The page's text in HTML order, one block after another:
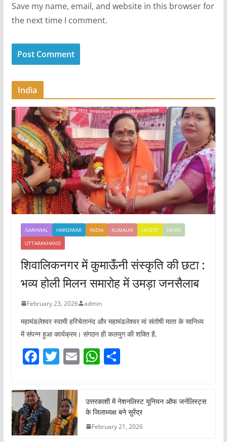
Save my name, email, and website in this browser for
the next time I comment.
India
GARHWAL HARIDWAR INDIA KUMAUN LATEST
NEWS
UTTARAKHAND
शिवालिकनगर में कुमाऊँनी संस्कृति की छटा :
भव्य होली मिलन समारोह में उमड़ा जनसैलाब
February 23, 2026 admin
महामंडलेश्वर स्वामी हरिचेतानंद और महामंडलेश्वर मां संतोषी माता के सानिध्य
में संपन्न हुआ कार्यक्रम। संगठन ही कलयुग की शक्ति है,
F
c
e
b
o
T
itt
er
E W
s
A
S
e
उत्तरकाशी में नेशनलिस्ट यूनियन ऑफ जर्नलिस्ट्स
के जिलाध्यक्ष बने सुरेंद्र
February 21, 2026